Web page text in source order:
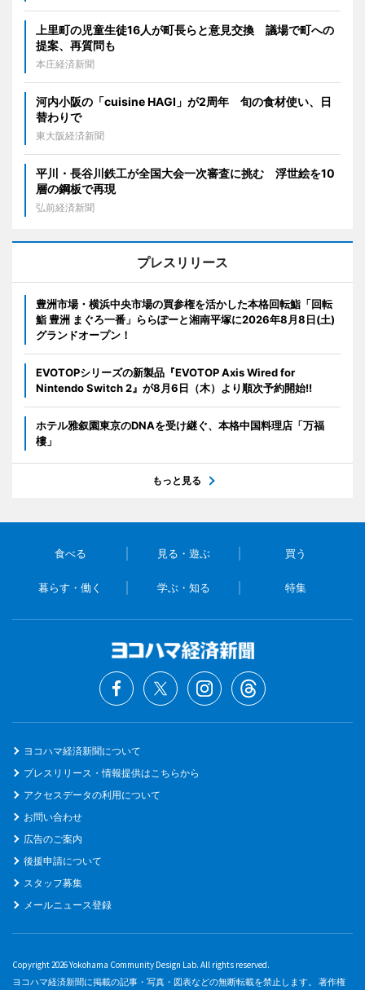
上里町の児童生徒16人が町長らと意見交換 議場で町への
提案、再質問も
本庄経済新聞
河内小阪の「cuisine HAGI」が2周年 旬の食材使い、日
替わりで
東大阪経済新聞
平川・長谷川鉄工が全国大会一次審査に挑む 浮世絵を10
層の鋼板で再現
弘前経済新聞
プレスリリース
豊洲市場・横浜中央市場の買参権を活かした本格回転鮨「回転
鮨 豊洲 まぐろ一番」ららぽーと湘南平塚に2026年8月8日(土)
グランドオープン！
EVOTOPシリーズの新製品『EVOTOP Axis Wired for
Nintendo Switch 2』が8月6日（木）より順次予約開始!!
ホテル雅叙園東京のDNAを受け継ぐ、本格中国料理店「万福
樓」
もっと見る
食べる 見る・遊ぶ 買う
暮らす・働く 学ぶ・知る 特集
ヨコハマ経済新聞について
プレスリリース・情報提供はこちらから
アクセスデータの利用について
お問い合わせ
広告のご案内
後援申請について
スタッフ募集
メールニュース登録
Copyright 2026 Yokohama Community Design Lab. All rights reserved.
ヨコハマ経済新聞に掲載の記事・写真・図表などの無断転載を禁止します。 著作権